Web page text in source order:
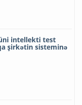
intellekti test
şirkətin sisteminə